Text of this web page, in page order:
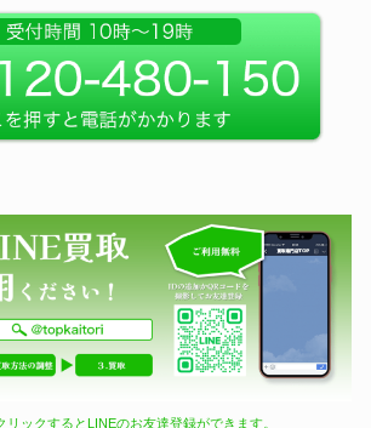
ックするとLINEのお友達登録ができます。